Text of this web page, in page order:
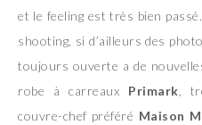
et le feeling est très bien
shooting, si d’ailleurs des
toujours ouverte a de
robe à carreaux Primark,
couvre-chef préféré Maison